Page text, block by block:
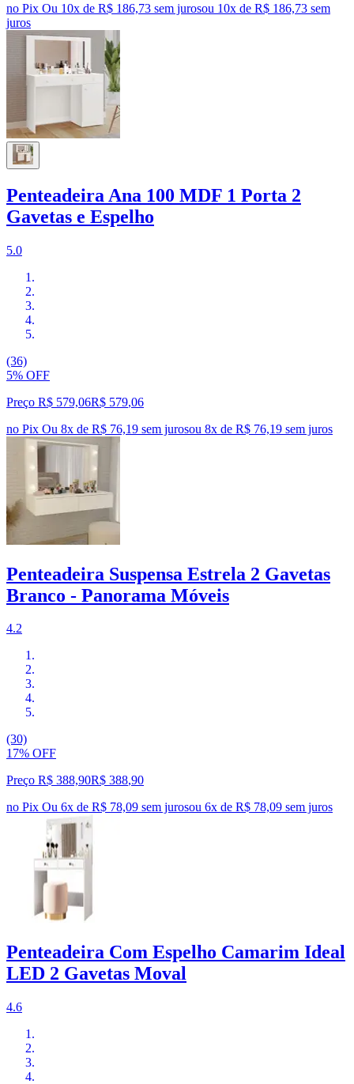
no Pix Ou 10x de R$ 186,73 sem jurosou 10x de R$ 186,73 sem
juros
Penteadeira Ana 100 MDF 1 Porta 2
Gavetas e Espelho
5.0
(36)
5% OFF
Preço R$ 579,06R$ 579,06
no Pix Ou 8x de R$ 76,19 sem jurosou 8x de R$ 76,19 sem juros
Penteadeira Suspensa Estrela 2 Gavetas
Branco - Panorama Móveis
4.2
(30)
17% OFF
Preço R$ 388,90R$ 388,90
no Pix Ou 6x de R$ 78,09 sem jurosou 6x de R$ 78,09 sem juros
Penteadeira Com Espelho Camarim Ideal
LED 2 Gavetas Moval
4.6